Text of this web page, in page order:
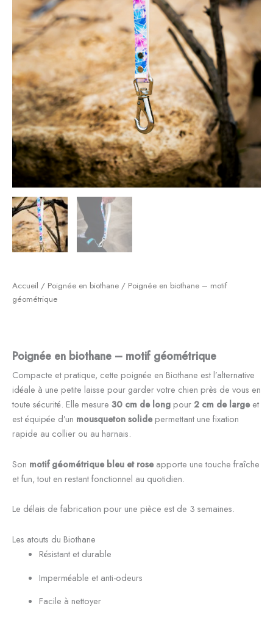
Accueil / Poignée en biothane / Poignée en biothane – motif
géométrique
Poignée en biothane – motif géométrique
Compacte et pratique, cette poignée en Biothane est l’alternative
idéale à une petite laisse pour garder votre chien près de vous en
toute sécurité. Elle mesure 30 cm de long pour2 cm de largeet
est équipée d’un mousqueton solidepermettant une fixation
rapide au collier ou au harnais.
Son motif géométrique bleu et roseapporte une touche fraîche
et fun, tout en restant fonctionnel au quotidien.
Le délais de fabrication pour une pièce est de 3 semaines.
Les atouts du Biothane
Résistant et durable
Imperméable et anti-odeurs
Facile à nettoyer